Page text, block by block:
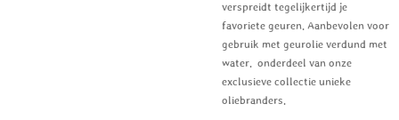
verspreidt tegelijkertijd je
favoriete geuren. Aanbevolen voor
gebruik met geurolie verdund met
water. onderdeel van onze
exclusieve collectie unieke
oliebranders.